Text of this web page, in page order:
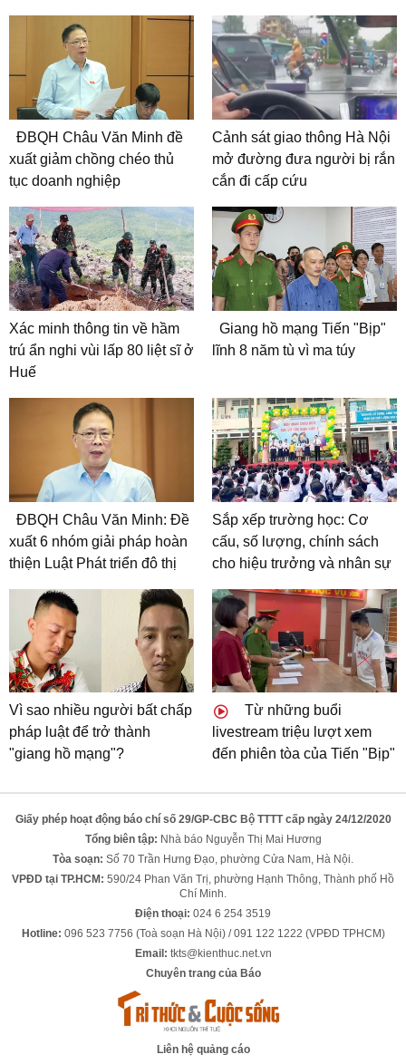
ĐBQH Châu Văn Minh đề
xuất giảm chồng chéo thủ
tục doanh nghiệp
Cảnh sát giao thông Hà Nội
mở đường đưa người bị rắn
cắn đi cấp cứu
Xác minh thông tin về hầm
trú ẩn nghi vùi lấp 80 liệt sĩ ở
Huế
Giang hồ mạng Tiến "Bịp"
lĩnh 8 năm tù vì ma túy
ĐBQH Châu Văn Minh: Đề
xuất 6 nhóm giải pháp hoàn
thiện Luật Phát triển đô thị
Sắp xếp trường học: Cơ
cấu, số lượng, chính sách
cho hiệu trưởng và nhân sự
Vì sao nhiều người bất chấp
pháp luật để trở thành
"giang hồ mạng"?
Từ những buổi
livestream triệu lượt xem
đến phiên tòa của Tiến "Bịp"
Giấy phép hoạt động báo chí số 29/GP-CBC Bộ TTTT cấp ngày 24/12/2020
Tổng biên tập: Nhà báo Nguyễn Thị Mai Hương
Tòa soạn: Số 70 Trần Hưng Đạo, phường Cửa Nam, Hà Nội.
VPĐD tại TP.HCM: 590/24 Phan Văn Trị, phường Hạnh Thông, Thành phố Hồ
Chí Minh.
Điện thoại: 024 6 254 3519
Hotline: 096 523 7756 (Toà soạn Hà Nội) / 091 122 1222 (VPĐD TPHCM)
Email: tkts@kienthuc.net.vn
Chuyên trang của Báo
Liên hệ quảng cáo